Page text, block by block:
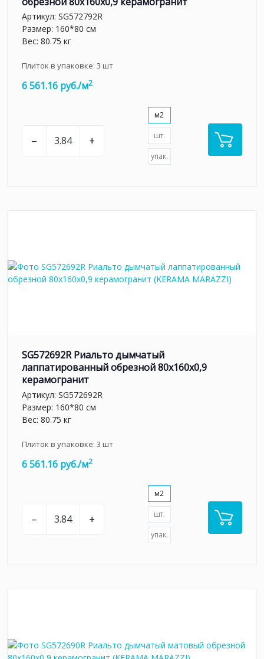
Артикул: SG572792R
Размер: 160*80 см
Вес: 80.75 кг
Плиток в упаковке: 3 шт
6 561.16 руб./м2
– +
м2
шт.
упак.
SG572692R Риальто дымчатый
лаппатированный обрезной 80x160x0,9
керамогранит
Артикул: SG572692R
Размер: 160*80 см
Вес: 80.75 кг
Плиток в упаковке: 3 шт
6 561.16 руб./м2
– +
м2
шт.
упак.